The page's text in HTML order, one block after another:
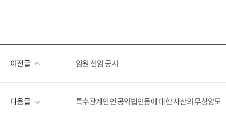
이전글 임원 선임 공시
다음글 특수관계인인 공익법인등에 대한 자산의 무상양도